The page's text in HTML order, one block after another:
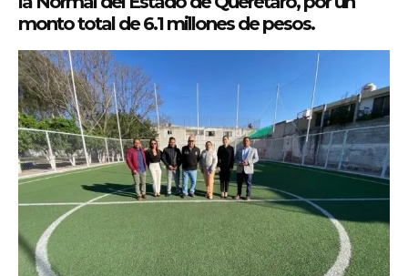
monto total de 6.1 millones de pesos.